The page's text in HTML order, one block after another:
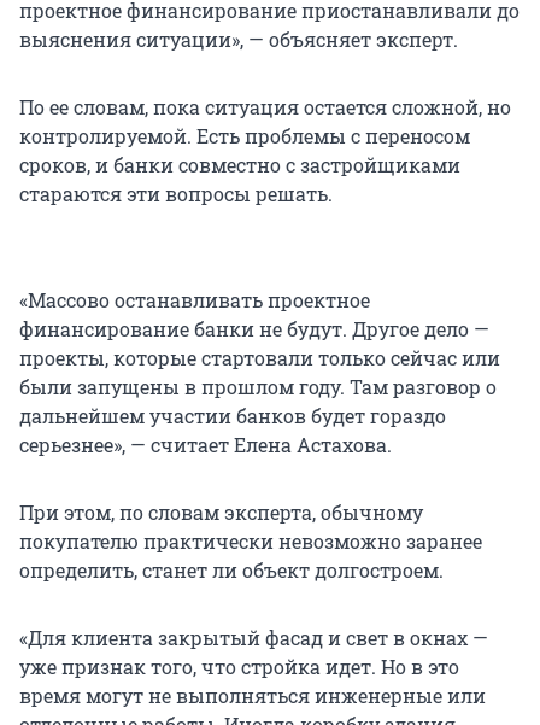
проектное финансирование приостанавливали до
выяснения ситуации», — объясняет эксперт.
По ее словам, пока ситуация остается сложной, но
контролируемой. Есть проблемы с переносом
сроков, и банки совместно с застройщиками
стараются эти вопросы решать.
«Массово останавливать проектное
финансирование банки не будут. Другое дело —
проекты, которые стартовали только сейчас или
были запущены в прошлом году. Там разговор о
дальнейшем участии банков будет гораздо
серьезнее», — считает Елена Астахова.
При этом, по словам эксперта, обычному
покупателю практически невозможно заранее
определить, станет ли объект долгостроем.
«Для клиента закрытый фасад и свет в окнах —
уже признак того, что стройка идет. Но в это
время могут не выполняться инженерные или